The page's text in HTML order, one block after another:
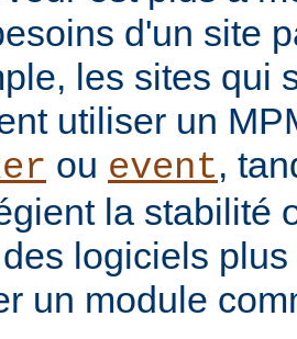
d'un site
les sites qui
utiliser un
ou event,
la stabilité
logiciels
un module